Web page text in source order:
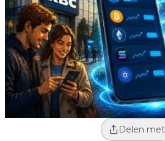
Delen met